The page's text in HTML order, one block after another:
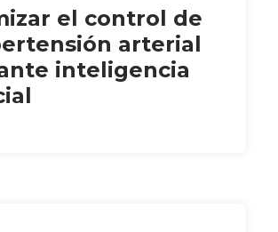
el control de
arterial
inteligencia